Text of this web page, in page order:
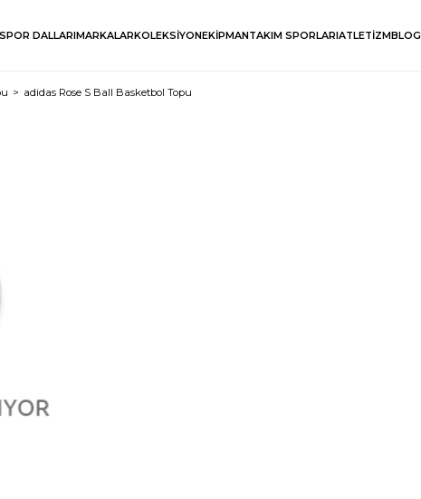
SPOR DALLARIMARKALARKOLEKSİYONEKİPMANTAKIM SPORLARIATLETİZMBLOG
adidas Rose S Ball Basketbol Topu